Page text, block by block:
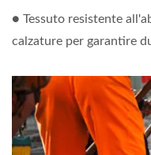
● Tessuto resistente
calzature per garantire